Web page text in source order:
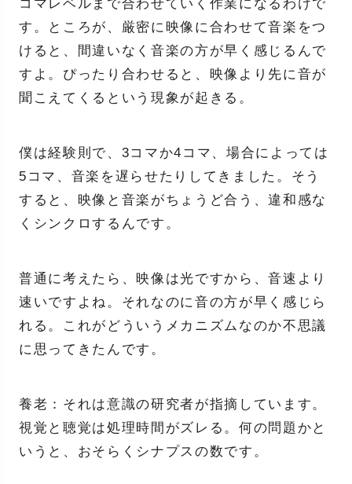
コマレベルまで合わせていく作業になるわけで
す。ところが、厳密に映像に合わせて音楽をつ
けると、間違いなく音楽の方が早く感じるんで
すよ。ぴったり合わせると、映像より先に音が
聞こえてくるという現象が起きる。
僕は経験則で、3コマか4コマ、場合によっては
5コマ、音楽を遅らせたりしてきました。そう
すると、映像と音楽がちょうど合う、違和感な
くシンクロするんです。
普通に考えたら、映像は光ですから、音速より
速いですよね。それなのに音の方が早く感じら
れる。これがどういうメカニズムなのか不思議
に思ってきたんです。
養老：それは意識の研究者が指摘しています。
視覚と聴覚は処理時間がズレる。何の問題かと
いうと、おそらくシナプスの数です。